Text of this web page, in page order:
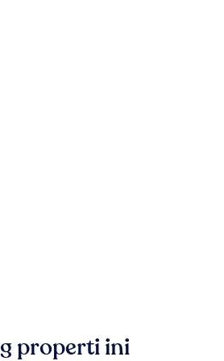
properti ini